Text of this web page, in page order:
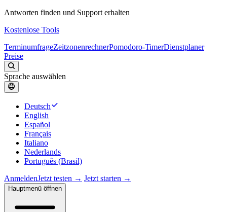
Antworten finden und Support erhalten
Kostenlose Tools
TerminumfrageZeitzonenrechnerPomodoro-TimerDienstplaner
Preise
Sprache auswählen
Deutsch
English
Español
Français
Italiano
Nederlands
Português (Brasil)
AnmeldenJetzt testen → Jetzt starten →
Hauptmenü öffnen